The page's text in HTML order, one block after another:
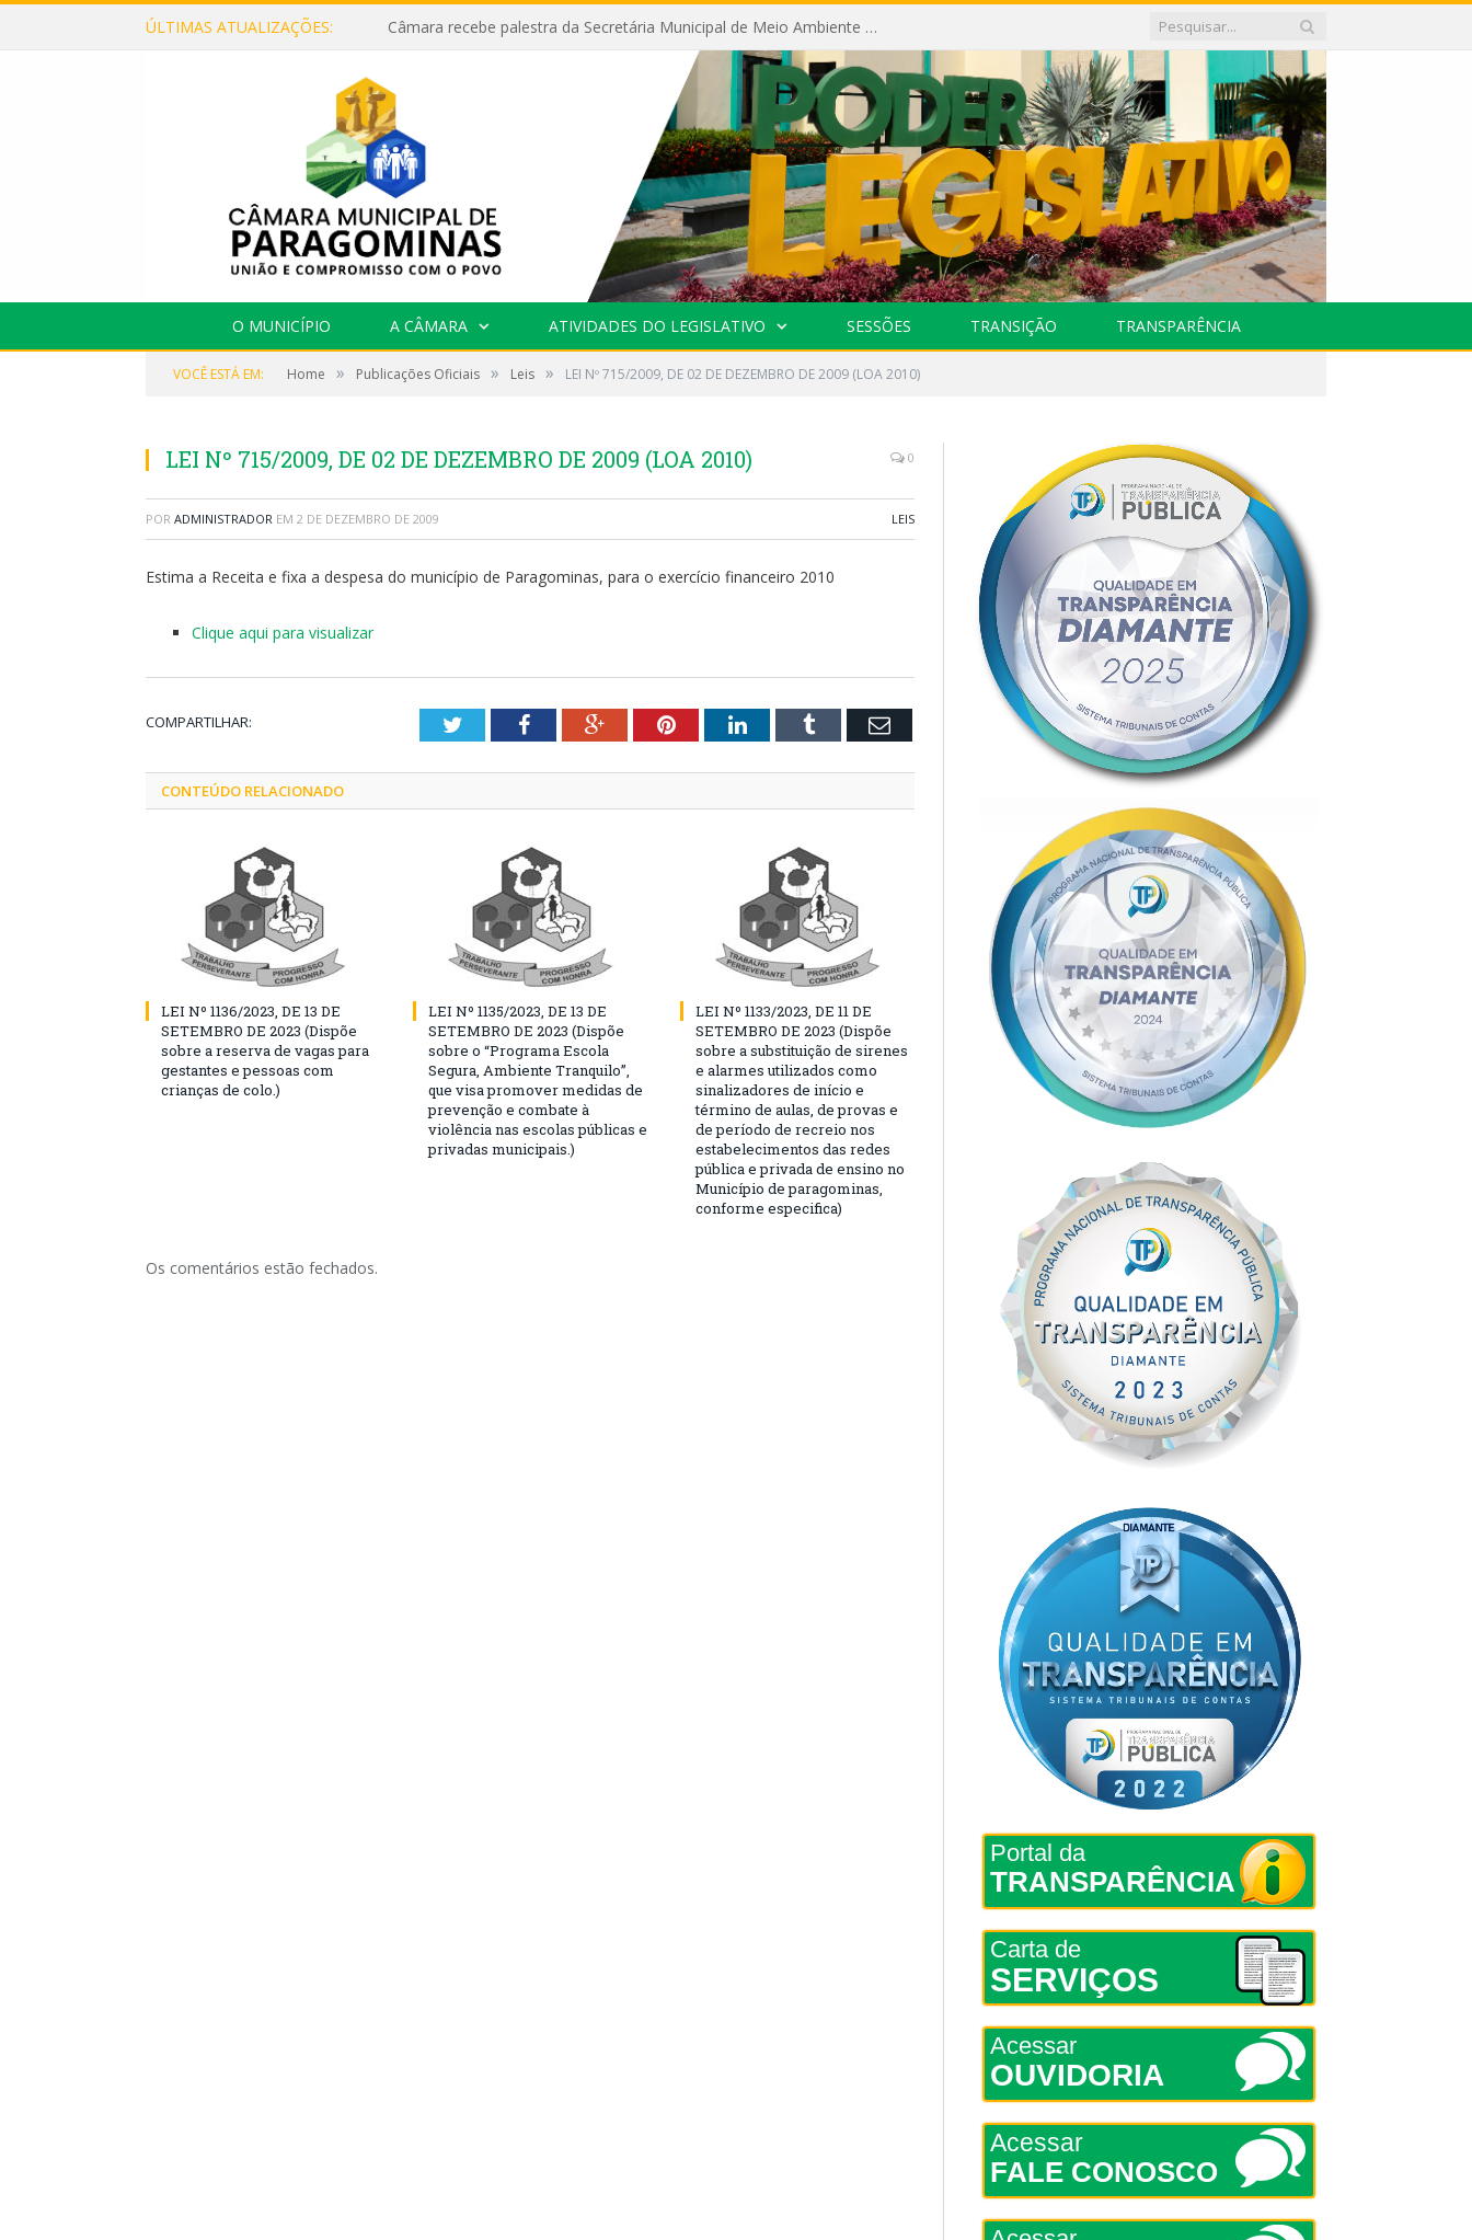
ÚLTIMAS ATUALIZAÇÕES: Câmara recebe palestra da Secretária Municipal de Meio Ambiente sobre as ações da “SEMANA DO MEIO AMBIENTE”
O MUNICÍPIO A CÂMARA ATIVIDADES DO LEGISLATIVO SESSÕES TRANSIÇÃO TRANSPARÊNCIA
VOCÊ ESTÁ EM: Home » Publicações Oficiais » Leis » LEI Nº 715/2009, DE 02 DE DEZEMBRO DE 2009 (LOA 2010)
LEI Nº 715/2009, DE 02 DE DEZEMBRO DE 2009 (LOA 2010) 0
POR ADMINISTRADOR EM 2 DE DEZEMBRO DE 2009 LEIS
Estima a Receita e fixa a despesa do município de Paragominas, para o exercício financeiro 2010
Clique aqui para visualizar
COMPARTILHAR: TwitterFacebookGoogle+PinterestLinkedInTumblr Email
CONTEÚDO RELACIONADO
LEI Nº 1136/2023, DE 13 DE
SETEMBRO DE 2023 (Dispõe
sobre a reserva de vagas para
gestantes e pessoas com
crianças de colo.)
LEI Nº 1135/2023, DE 13 DE
SETEMBRO DE 2023 (Dispõe
sobre o “Programa Escola
Segura, Ambiente Tranquilo”,
que visa promover medidas de
prevenção e combate à
violência nas escolas públicas e
privadas municipais.)
LEI Nº 1133/2023, DE 11 DE
SETEMBRO DE 2023 (Dispõe
sobre a substituição de sirenes
e alarmes utilizados como
sinalizadores de início e
término de aulas, de provas e
de período de recreio nos
estabelecimentos das redes
pública e privada de ensino no
Município de paragominas,
conforme especifica)
Os comentários estão fechados.
Portal da
TRANSPARÊNCIA
Carta de
SERVIÇOS
Acessar
OUVIDORIA
Acessar
FALE CONOSCO